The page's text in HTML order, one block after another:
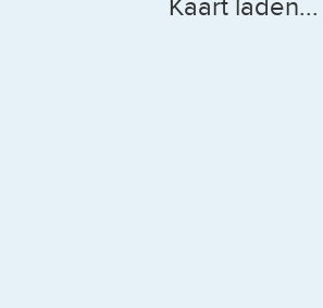
Kaart laden...